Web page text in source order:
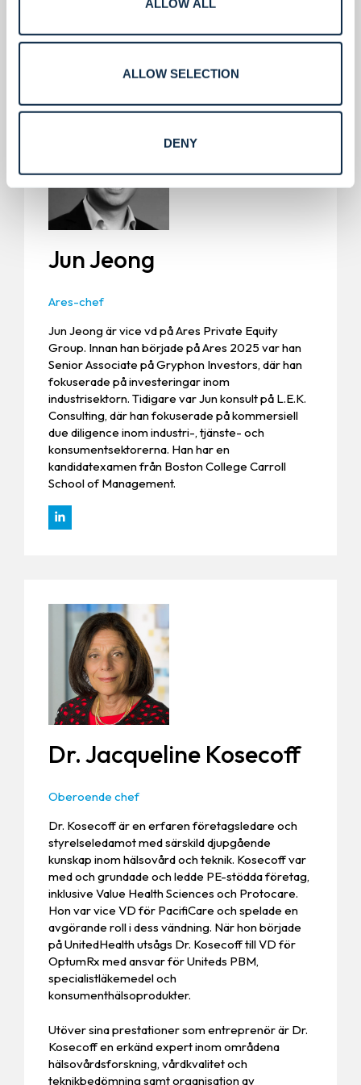
ALLOW ALL
ALLOW SELECTION
DENY
Jun Jeong
Ares-chef
Jun Jeong är vice vd på Ares Private Equity
Group. Innan han började på Ares 2025 var han
Senior Associate på Gryphon Investors, där han
fokuserade på investeringar inom
industrisektorn. Tidigare var Jun konsult på L.E.K.
Consulting, där han fokuserade på kommersiell
due diligence inom industri-, tjänste- och
konsumentsektorerna. Han har en
kandidatexamen från Boston College Carroll
School of Management.
Dr. Jacqueline Kosecoff
Oberoende chef
Dr. Kosecoff är en erfaren företagsledare och
styrelseledamot med särskild djupgående
kunskap inom hälsovård och teknik. Kosecoff var
med och grundade och ledde PE-stödda företag,
inklusive Value Health Sciences och Protocare.
Hon var vice VD för PacifiCare och spelade en
avgörande roll i dess vändning. När hon började
på UnitedHealth utsågs Dr. Kosecoff till VD för
OptumRx med ansvar för Uniteds PBM,
specialistläkemedel och
konsumenthälsoprodukter.
Utöver sina prestationer som entreprenör är Dr.
Kosecoff en erkänd expert inom områdena
hälsovårdsforskning, vårdkvalitet och
teknikbedömning samt organisation av